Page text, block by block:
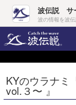
波伝説 サ
波の情報を波
ヘル
ログイン
KYのウラナミ
vol.３〜 』
Core Surf